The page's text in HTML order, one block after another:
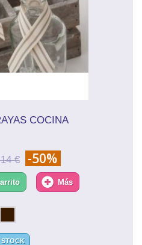
COCINA
€ -50%
Más
STOCK